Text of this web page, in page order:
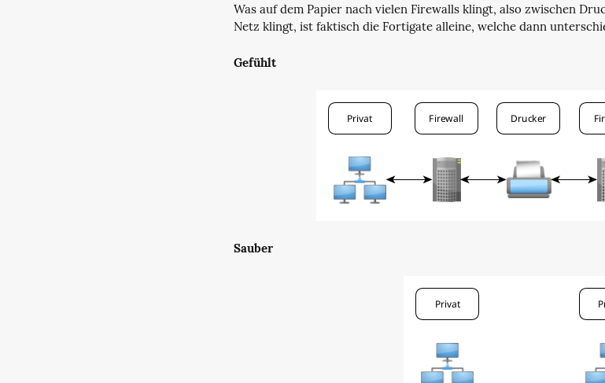
Was auf dem Papier nach vielen Firewalls klingt, also zwischen
Netz klingt, ist faktisch die Fortigate alleine, welche dann
Gefühlt
Sauber